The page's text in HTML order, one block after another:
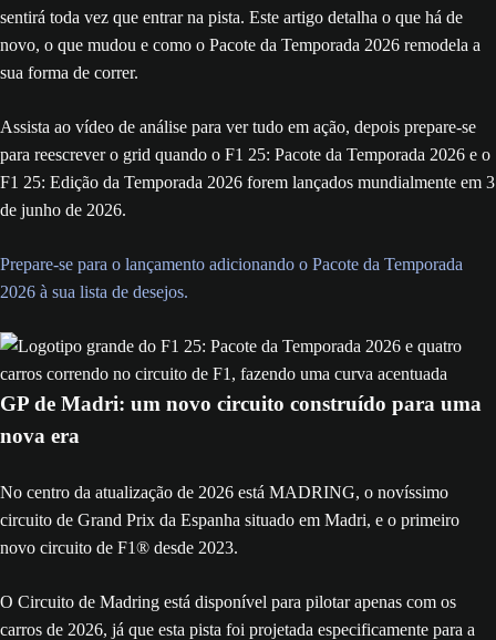
sentirá toda vez que entrar na pista. Este artigo detalha o que há de
novo, o que mudou e como o Pacote da Temporada 2026 remodela a
sua forma de correr.
Assista ao vídeo de análise para ver tudo em ação, depois prepare-se
para reescrever o grid quando o F1 25: Pacote da Temporada 2026 e o
F1 25: Edição da Temporada 2026 forem lançados mundialmente em 3
de junho de 2026.
Prepare-se para o lançamento adicionando o Pacote da Temporada
2026 à sua lista de desejos.
GP de Madri: um novo circuito construído para uma
nova era
No centro da atualização de 2026 está MADRING, o novíssimo
circuito de Grand Prix da Espanha situado em Madri, e o primeiro
novo circuito de F1® desde 2023.
O Circuito de Madring está disponível para pilotar apenas com os
carros de 2026, já que esta pista foi projetada especificamente para a